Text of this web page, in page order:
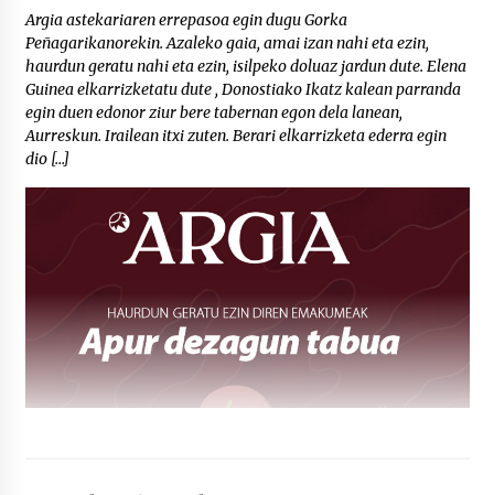
Argia astekariaren errepasoa egin dugu Gorka
Peñagarikanorekin. Azaleko gaia, amai izan nahi eta ezin,
haurdun geratu nahi eta ezin, isilpeko doluaz jardun dute. Elena
Guinea elkarrizketatu dute , Donostiako Ikatz kalean parranda
egin duen edonor ziur bere tabernan egon dela lanean,
Aurreskun. Irailean itxi zuten. Berari elkarrizketa ederra egin
dio […]